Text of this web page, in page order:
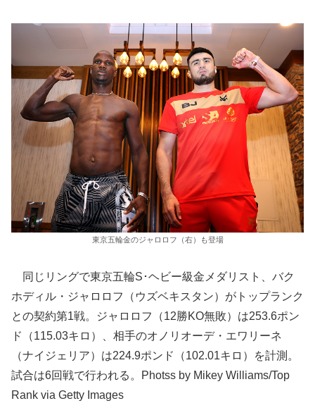
東京五輪金のジャロロフ（右）も登場
同じリングで東京五輪S･ヘビー級金メダリスト、バク
ホディル・ジャロロフ（ウズベキスタン）がトップランク
との契約第1戦。ジャロロフ（12勝KO無敗）は253.6ポン
ド（115.03キロ）、相手のオノリオーデ・エワリーネ
（ナイジェリア）は224.9ポンド（102.01キロ）を計測。
試合は6回戦で行われる。Photss by Mikey Williams/Top
Rank via Getty Images